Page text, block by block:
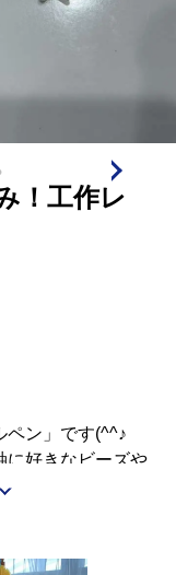
！工作レ
ペン」です(^^♪
に好きなビーズや
ズできる手作り